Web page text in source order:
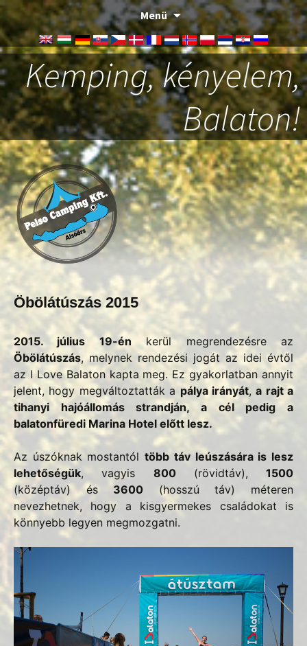
Menü
Kemping, kényelem,
Balaton!
Öbölátúszás 2015
2015. július 19-én kerül megrendezésre az
Öbölátúszás, melynek rendezési jogát az idei évtől
az I Love Balaton kapta meg. Ez gyakorlatban annyit
jelent, hogy megváltoztatták apálya irányát,a rajt a
tihanyi hajóállomás strandján, a cél pedig a
balatonfüredi Marina Hotel előtt lesz.
Az úszóknak mostantóltöbb táv leúszására is lesz
lehetőségük, vagyis 800(rövidtáv), 1500
(középtáv) és 3600 (hosszú táv) méteren
nevezhetnek, hogy a kisgyermekes családokat is
könnyebb legyen megmozgatni.